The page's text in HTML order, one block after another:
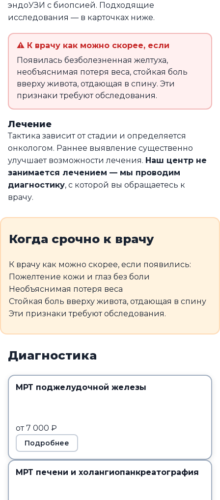
эндоУЗИ с биопсией. Подходящие
исследования — в карточках ниже.
⚠ К врачу как можно скорее, если
Появилась безболезненная желтуха,
необъяснимая потеря веса, стойкая боль
вверху живота, отдающая в спину. Эти
признаки требуют обследования.
Лечение
Тактика зависит от стадии и определяется
онкологом. Раннее выявление существенно
улучшает возможности лечения. Наш центр не
занимается лечением — мы проводим
диагностику, с которой вы обращаетесь к
врачу.
Когда срочно к врачу
К врачу как можно скорее, если появились:
Пожелтение кожи и глаз без боли
Необъяснимая потеря веса
Стойкая боль вверху живота, отдающая в спину
Эти признаки требуют обследования.
Диагностика
МРТ поджелудочной железы
от 7 000 ₽
Подробнее
МРТ печени и холангиопанкреатография